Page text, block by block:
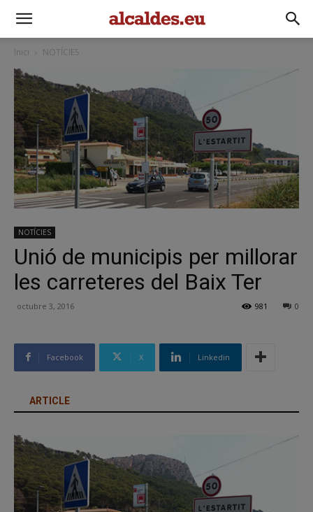
Inici NOTÍCIES
NOTÍCIES
Unió de municipis per millorar
les carreteres del Baix Ter
octubre 3, 2016 0
981
Facebook X Linkedin
ARTICLE